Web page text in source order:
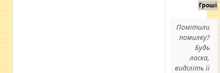
Гроші
Помітили
помилку?
Будь
ласка,
виділіть її